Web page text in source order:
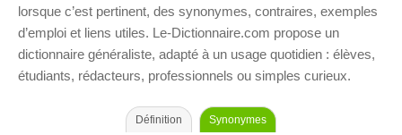
lorsque c’est pertinent, des synonymes, contraires, exemples
d’emploi et liens utiles. Le-Dictionnaire.com propose un
dictionnaire généraliste, adapté à un usage quotidien : élèves,
étudiants, rédacteurs, professionnels ou simples curieux.
Définition Synonymes